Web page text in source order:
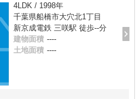
4LDK / 1998年
千葉県船橋市大穴北1丁目
新京成電鉄 三咲駅 徒歩--分
建物面積 ----
土地面積 ----